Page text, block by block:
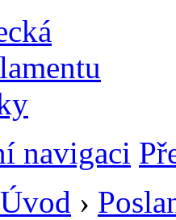
navigaci
Úvod ›